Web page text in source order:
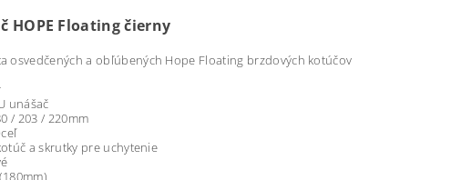
HOPE Floating čierny
osvedčených a obľúbených Hope Floating brzdových kotúčov
unášač
/ 203 / 220mm
a skrutky pre uchytenie
(180mm)